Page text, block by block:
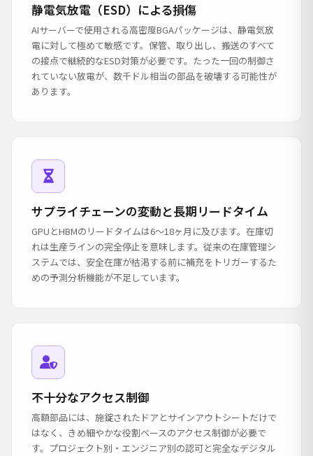
静電気放電（ESD）による損傷
AIサーバーで使用される高密度BGAパッケージは、静電気放
電に対して極めて敏感です。保管、取り出し、搬送のすべて
の接点で継続的なESD対策が必要です。たった一回の制御さ
れていない放電が、数千ドル相当の部品を破壊する可能性が
あります。
サプライチェーンの変動と長期リードタイム
GPUとHBMのリードタイムは6〜18ヶ月に及びます。在庫切
れは生産ラインの完全停止を意味します。従来の在庫管理シ
ステムでは、安全在庫が枯渇する前に補充をトリガーするた
めの予測分析機能が不足しています。
不十分なアクセス制御
高額部品には、施錠されたドアとサインアウトシートだけで
はなく、きめ細やかな役割ベースのアクセス制御が必要で
す。プロジェクト別・エンジニア別の認可と完全なデジタル